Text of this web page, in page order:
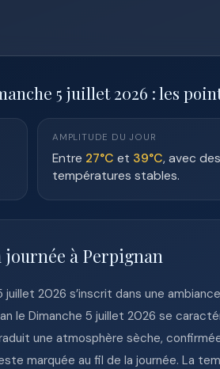
5 juillet 2026 : les
AMPLITUDE DU JOUR
Entre 27°C et 39°C, avec des
températures stables.
journée à Perpignan
juillet 2026 s’inscrit dans une
le Dimanche 5 juillet 2026 se
une atmosphère sèche,
marquée au fil de la journée. La